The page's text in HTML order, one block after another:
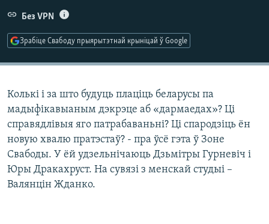
Без VPN
Зрабіце Свабоду прыярытэтнай крыніцай ў Google
Колькі і за што будуць плаціць беларусы па
мадыфікавыаным дэкрэце аб «дармаедах»? Ці
справядлівыя яго патрабаваньні? Ці спародзіць ён
новую хвалю пратэстаў? - пра ўсё гэта ў Зоне
Свабоды. У ёй удзельнічаюць Дзьмітры Гурневіч і
Юры Дракахруст. На сувязі з менскай студыі –
Валянцін Жданко.